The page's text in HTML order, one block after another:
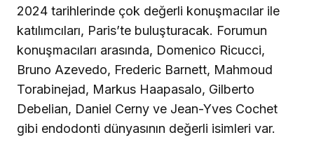
2024 tarihlerinde çok değerli konuşmacılar ile
katılımcıları, Paris’te buluşturacak. Forumun
konuşmacıları arasında, Domenico Ricucci,
Bruno Azevedo, Frederic Barnett, Mahmoud
Torabinejad, Markus Haapasalo, Gilberto
Debelian, Daniel Cerny ve Jean-Yves Cochet
gibi endodonti dünyasının değerli isimleri var.